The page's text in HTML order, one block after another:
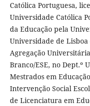
Católica Portuguesa,
Universidade Católica
da Educação pela
Universidade de Lisboa
Agregação
Branco/ESE, no Dept.º
Mestrados em
Intervenção Social
de Licenciatura em